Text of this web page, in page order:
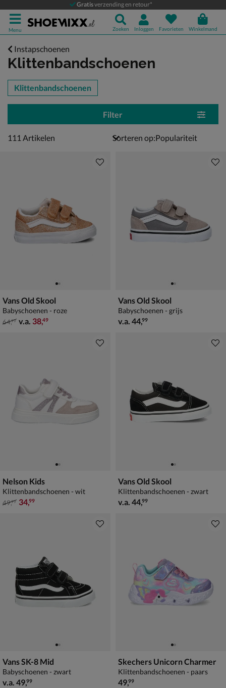
Gratisverzending en retour*
Menu Zoeken Inloggen Favorieten Winkelmand
Instapschoenen
Klittenbandschoenen
over
Klittenbandschoenen
Filter
111 artikelen
111 Artikelen Sorteren op:
Vans Old Skool
Babyschoenen - roze
van € 64,99 vanaf € 38,49
64,99 v.a. 38,49
Vans Old Skool
Babyschoenen - grijs
vanaf € 44,99
v.a. 44,99
Nelson Kids
Klittenbandschoenen - wit
van € 49,99 voor € 34,99
49,99 34,99
Vans Old Skool
Klittenbandschoenen - zwart
vanaf € 44,99
v.a. 44,99
Vans SK-8 Mid
Babyschoenen - zwart
vanaf € 49,99
v.a. 49,99
Skechers Unicorn Charmer
Klittenbandschoenen - paars
€ 49,99
49,99